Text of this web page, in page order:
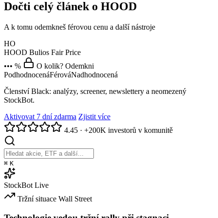
Dočti celý článek o HOOD
A k tomu odemkneš férovou cenu a další nástroje
HO
HOOD Bulios Fair Price
••• %
O kolik? Odemkni
PodhodnocenáFérováNadhodnocená
Členství Black: analýzy, screener, newslettery a neomezený
StockBot.
Aktivovat 7 dní zdarma Zjistit více
4.45 · +200K investorů v komunitě
⌘ K
StockBot Live
Tržní situace Wall Street